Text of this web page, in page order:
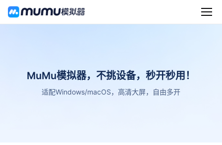
MuMu模拟器，不挑设备，秒开秒用！
适配Windows/macOS，高清大屏，自由多开